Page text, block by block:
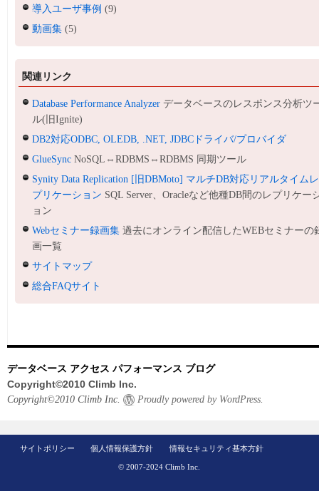
導入ユーザ事例 (9)
動画集 (5)
関連リンク
Database Performance Analyzer データベースのレスポンス分析ツ
ル(旧Ignite)
DB2対応ODBC, OLEDB, .NET, JDBCドライバ/プロバイダ
GlueSync NoSQL⇔RDBMS⇔RDBMS 同期ツール
Synity Data Replication [旧DBMoto] マルチDB対応リアルタイムレ
プリケーション SQL Server、Oracleなど他種DB間のレプリケー
ョン
Webセミナー録画集 過去にオンライン配信したWEBセミナーの
画一覧
サイトマップ
総合FAQサイト
データベース アクセス パフォーマンス ブログ
Copyright©2010 Climb Inc.
Copyright©2010 Climb Inc. Proudly powered by WordPress.
サイトポリシー 個人情報保護方針 情報セキュリティ基本方針
© 2007-2024 Climb Inc.